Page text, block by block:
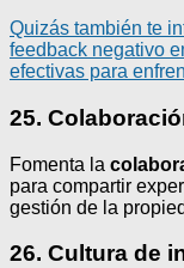
Quizás también te
feedback negativo
efectivas para
25.
Fomenta la
para compartir
gestión de la
26. Cultura de